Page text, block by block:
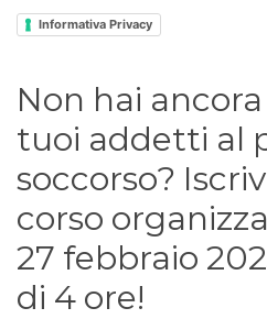
Questionario
Blog e info
FAQ
Non hai
tuoi addetti al
soccorso?
corso
27 febbraio
di 4 ore!
Informativa Privacy